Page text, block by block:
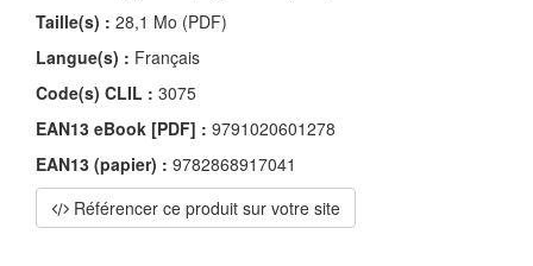
Taille(s) : 28,1 Mo (PDF)
Langue(s) : Français
Code(s) CLIL : 3075
EAN13 eBook [PDF] : 9791020601278
EAN13 (papier) : 9782868917041
Référencer ce produit sur votre site